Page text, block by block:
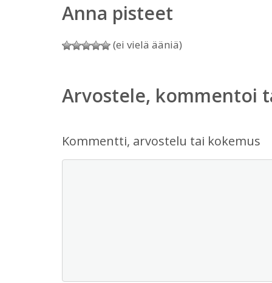
Anna pisteet
(ei vielä ääniä)
Arvostele, kommentoi
Kommentti, arvostelu tai kokemus